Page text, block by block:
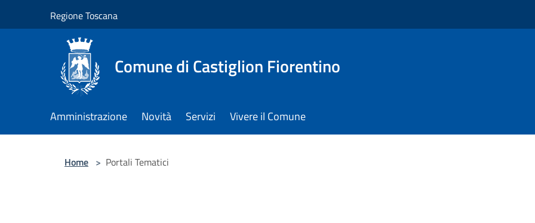
Regione Toscana
Comune di Castiglion Fiorentino
Amministrazione Novità Servizi Vivere il Comune
Home > Portali Tematici